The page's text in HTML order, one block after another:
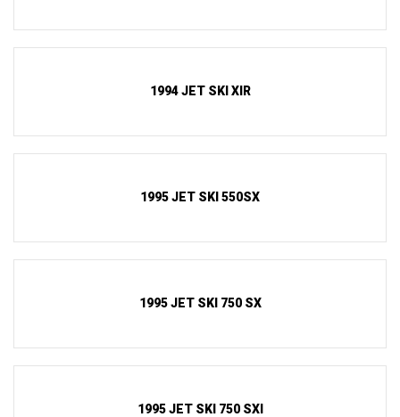
1994 JET SKI XIR
1995 JET SKI 550SX
1995 JET SKI 750 SX
1995 JET SKI 750 SXI